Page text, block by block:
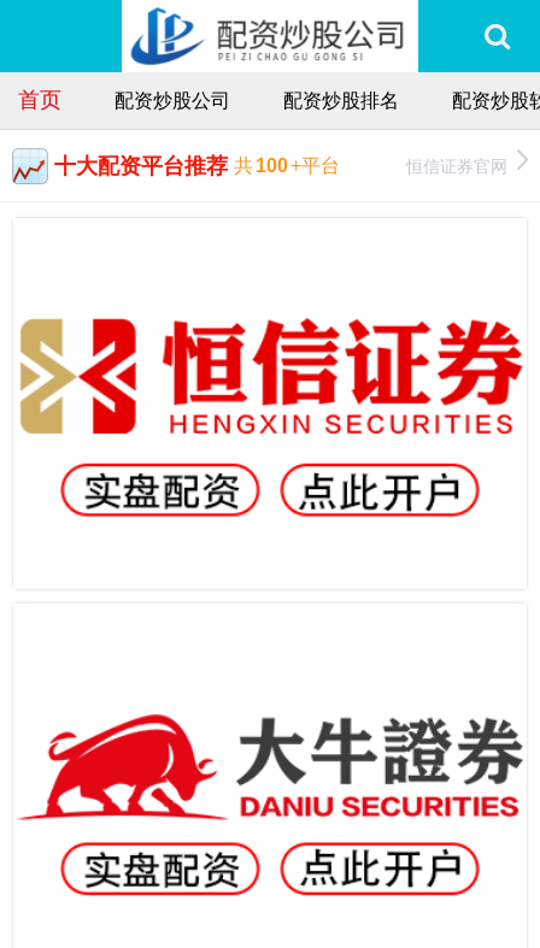
首页 配资炒股公司 配资炒股排名 配资炒股
十大配资平台推荐 共100+平台 恒信证券官网